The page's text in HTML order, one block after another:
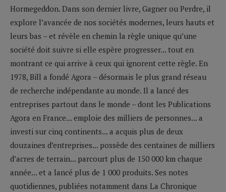
Hormegeddon. Dans son dernier livre, Gagner ou Perdre, il
explore l’avancée de nos sociétés modernes, leurs hauts et
leurs bas – et révèle en chemin la règle unique qu’une
société doit suivre si elle espère progresser... tout en
montrant ce qui arrive à ceux qui ignorent cette règle. En
1978, Bill a fondé Agora – désormais le plus grand réseau
de recherche indépendante au monde. Il a lancé des
entreprises partout dans le monde – dont les Publications
Agora en France... emploie des milliers de personnes... a
investi sur cinq continents... a acquis plus de deux
douzaines d’entreprises... possède des centaines de milliers
d’acres de terrain... parcourt plus de 150 000 km chaque
année... et a lancé plus de 1 000 produits. Ses notes
quotidiennes, publiées notamment dans La Chronique